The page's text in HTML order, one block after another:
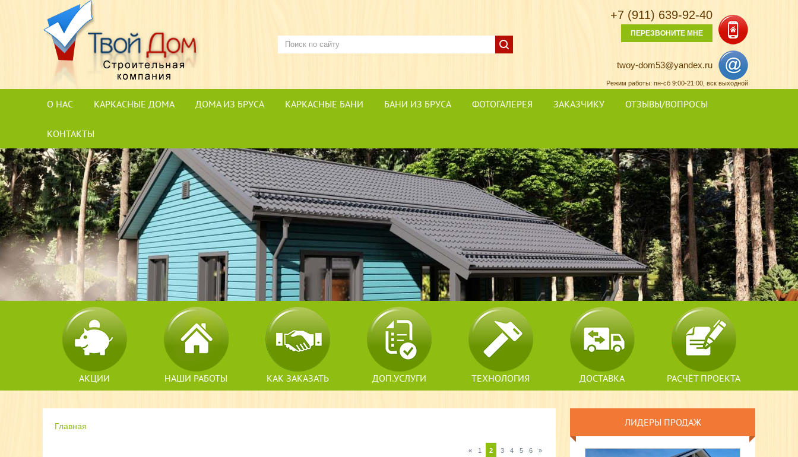
+7 (911) 639-92-40
ПЕРЕЗВОНИТЕ МНЕ
twoy-dom53@yandex.ru
Режим работы: пн-сб 9:00-21:00 , вск выходной
О НАС КАРКАСНЫЕ ДОМА ДОМА ИЗ БРУСА КАРКАСНЫЕ БАНИ БАНИ ИЗ БРУСА ФОТОГАЛЕРЕЯ ЗАКАЗЧИКУ ОТЗЫВЫ/ВОПРОСЫ
КОНТАКТЫ
АКЦИИ НАШИ РАБОТЫ КАК ЗАКАЗАТЬ ДОП.УСЛУГИ ТЕХНОЛОГИЯ ДОСТАВКА РАСЧЁТ ПРОЕКТА
Главная
« 1 2 3 4 5 6 »
ЛИДЕРЫ ПРОДАЖ